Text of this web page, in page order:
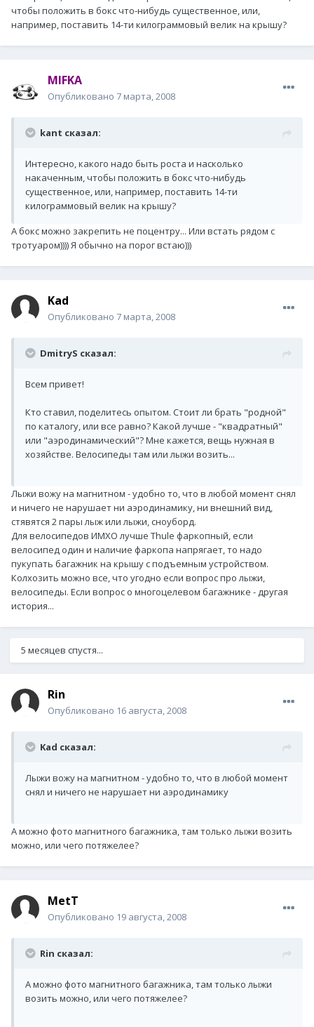
чтобы положить в бокс что-нибудь существенное, или,
например, поставить 14-ти килограммовый велик на крышу?
MIFKA
Опубликовано 7 марта, 2008
kant сказал:
Интересно, какого надо быть роста и насколько
накаченным, чтобы положить в бокс что-нибудь
существенное, или, например, поставить 14-ти
килограммовый велик на крышу?
А бокс можно закрепить не поцентру... Или встать рядом с
тротуаром)))) Я обычно на порог встаю)))
Kad
Опубликовано 7 марта, 2008
DmitryS сказал:
Всем привет!
Кто ставил, поделитесь опытом. Стоит ли брать "родной"
по каталогу, или все равно? Какой лучше - "квадратный"
или "аэродинамический"? Мне кажется, вещь нужная в
хозяйстве. Велосипеды там или лыжи возить...
Лыжи вожу на магнитном - удобно то, что в любой момент снял
и ничего не нарушает ни аэродинамику, ни внешний вид,
стявятся 2 пары лыж или лыжи, сноуборд.
Для велосипедов ИМХО лучше Thule фаркопный, если
велосипед один и наличие фаркопа напрягает, то надо
пукупать багажник на крышу с подъемным устройством.
Колхозить можно все, что угодно если вопрос про лыжи,
велосипеды. Если вопрос о многоцелевом багажнике - другая
история...
5 месяцев спустя...
Rin
Опубликовано 16 августа, 2008
Kad сказал:
Лыжи вожу на магнитном - удобно то, что в любой момент
снял и ничего не нарушает ни аэродинамику
А можно фото магнитного багажника, там только лыжи возить
можно, или чего потяжелее?
MetT
Опубликовано 19 августа, 2008
Rin сказал:
А можно фото магнитного багажника, там только лыжи
возить можно, или чего потяжелее?